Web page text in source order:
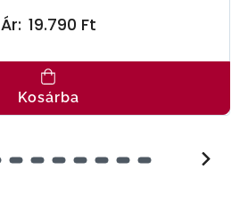
Ár: 19.790 Ft
Kosárba